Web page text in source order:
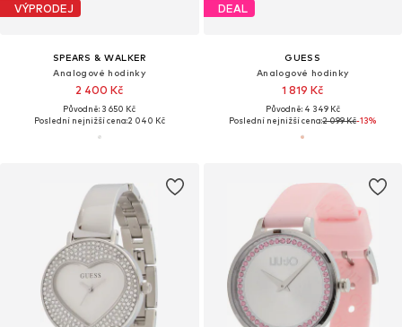
VÝPRODEJ
SPEARS & WALKER
Analogové hodinky
2 400 Kč
Původně: 3 650 Kč
Poslední nejnižší cena:2 040 Kč
DEAL
GUESS
Analogové hodinky
1 819 Kč
Původně: 4 349 Kč
Poslední nejnižší cena:2 099 Kč-13%